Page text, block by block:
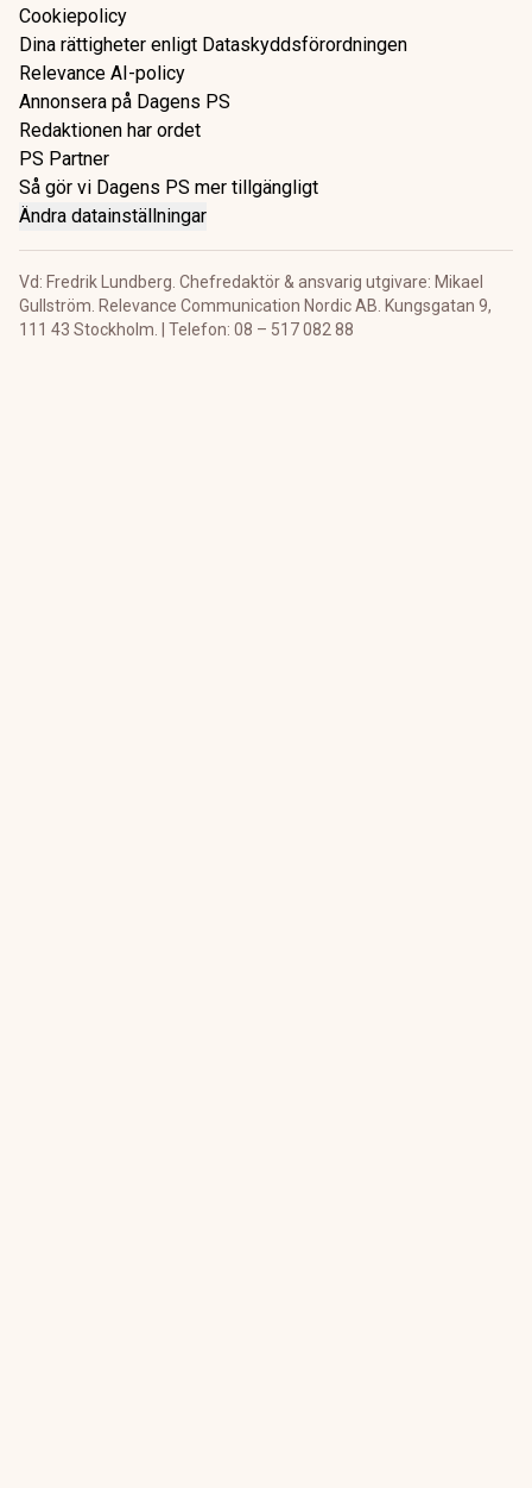
Cookiepolicy
Dina rättigheter enligt Dataskyddsförordningen
Relevance AI-policy
Annonsera på Dagens PS
Redaktionen har ordet
PS Partner
Så gör vi Dagens PS mer tillgängligt
Ändra datainställningar
Vd: Fredrik Lundberg. Chefredaktör & ansvarig utgivare: Mikael
Gullström. Relevance Communication Nordic AB. Kungsgatan 9,
111 43 Stockholm. | Telefon: 08 – 517 082 88